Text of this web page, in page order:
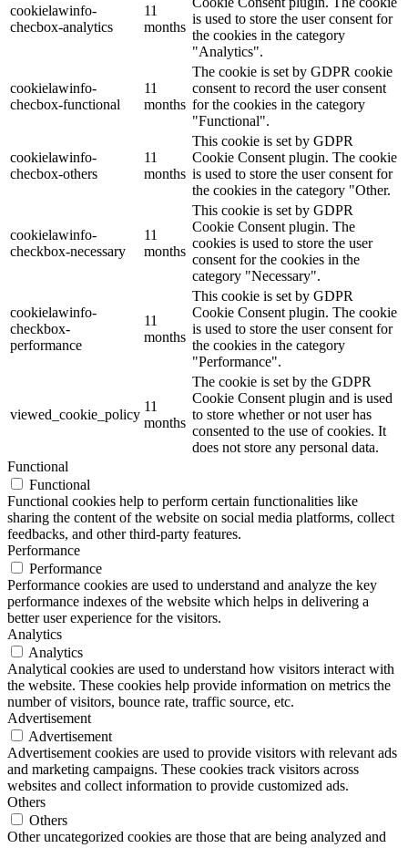
cookielawinfo-
checbox-analytics
11
months
is used to store the user consent for
the cookies in the category
"Analytics".
cookielawinfo-
checbox-functional
11
months
The cookie is set by GDPR cookie
consent to record the user consent
for the cookies in the category
"Functional".
cookielawinfo-
checbox-others
11
months
This cookie is set by GDPR
Cookie Consent plugin. The cookie
is used to store the user consent for
the cookies in the category "Other.
cookielawinfo-
checkbox-necessary
11
months
This cookie is set by GDPR
Cookie Consent plugin. The
cookies is used to store the user
consent for the cookies in the
category "Necessary".
cookielawinfo-
checkbox-
performance
11
months
This cookie is set by GDPR
Cookie Consent plugin. The cookie
is used to store the user consent for
the cookies in the category
"Performance".
viewed_cookie_policy
11
months
The cookie is set by the GDPR
Cookie Consent plugin and is used
to store whether or not user has
consented to the use of cookies. It
does not store any personal data.
Functional
Functional
Functional cookies help to perform certain functionalities like
sharing the content of the website on social media platforms, collect
feedbacks, and other third-party features.
Performance
Performance
Performance cookies are used to understand and analyze the key
performance indexes of the website which helps in delivering a
better user experience for the visitors.
Analytics
Analytics
Analytical cookies are used to understand how visitors interact with
the website. These cookies help provide information on metrics the
number of visitors, bounce rate, traffic source, etc.
Advertisement
Advertisement
Advertisement cookies are used to provide visitors with relevant ads
and marketing campaigns. These cookies track visitors across
websites and collect information to provide customized ads.
Others
Others
Other uncategorized cookies are those that are being analyzed and